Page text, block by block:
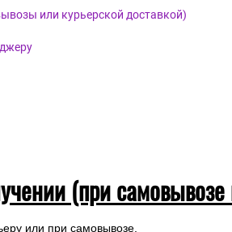
или курьерской доставкой)
(при самовывозе
или при самовывозе.